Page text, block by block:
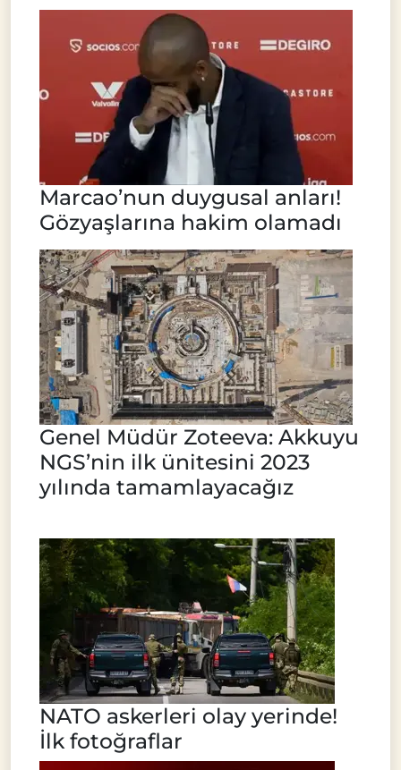
Marcao’nun duygusal anları!
Gözyaşlarına hakim olamadı
Genel Müdür Zoteeva: Akkuyu
NGS’nin ilk ünitesini 2023
yılında tamamlayacağız
NATO askerleri olay yerinde!
İlk fotoğraflar